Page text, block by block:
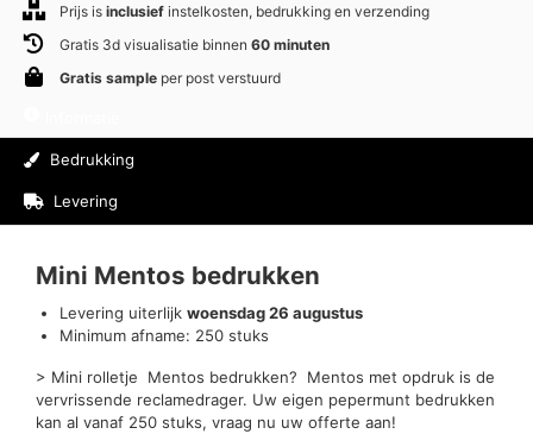
Prijs is inclusief instelkosten, bedrukking en verzending
Gratis 3d visualisatie binnen 60 minuten
Gratis sample per post verstuurd
Bedrukking
Levering
Mini Mentos bedrukken
Levering uiterlijk woensdag 26 augustus
Minimum afname: 250 stuks
> Mini rolletje Mentos bedrukken? Mentos met opdruk is de
vervrissende reclamedrager. Uw eigen pepermunt bedrukken
kan al vanaf 250 stuks, vraag nu uw offerte aan!